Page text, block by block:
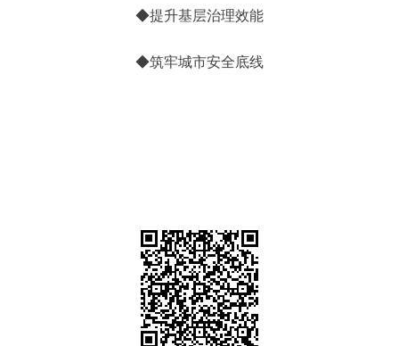
◆提升基层治理效能
◆筑牢城市安全底线